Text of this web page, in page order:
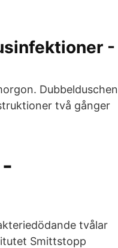
-
Dubbelduschen
två gånger
tvålar
Smittstopp